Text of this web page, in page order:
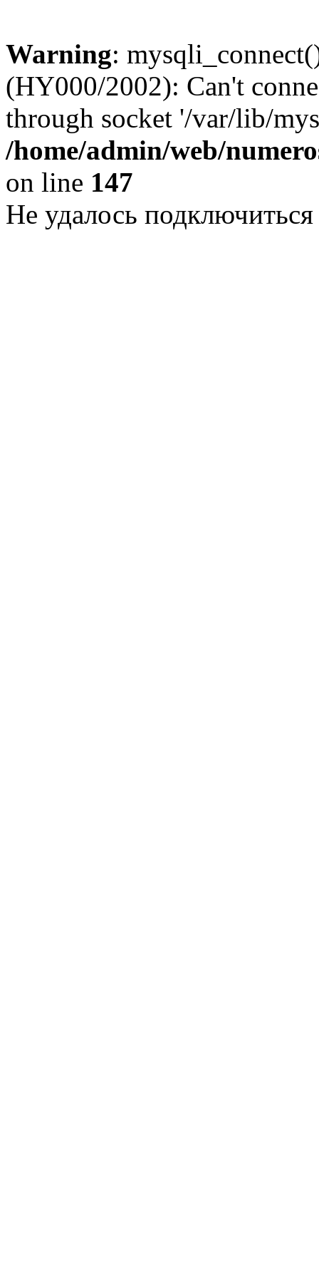
Warning:
(HY000/2002): Can't
through socket '/var/lib/
/home/admin/web/
on line 147
Не удалось